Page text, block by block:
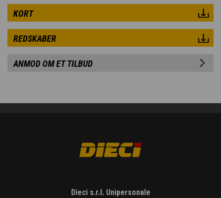
KORT
REDSKABER
ANMOD OM ET TILBUD
Dieci s.r.l. Unipersonale